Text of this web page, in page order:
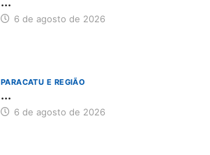
6 de agosto de 2026
PARACATU E REGIÃO
...
6 de agosto de 2026